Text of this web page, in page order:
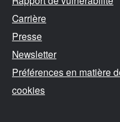
Carrière
Presse
Newsletter
Préférences en matière
cookies